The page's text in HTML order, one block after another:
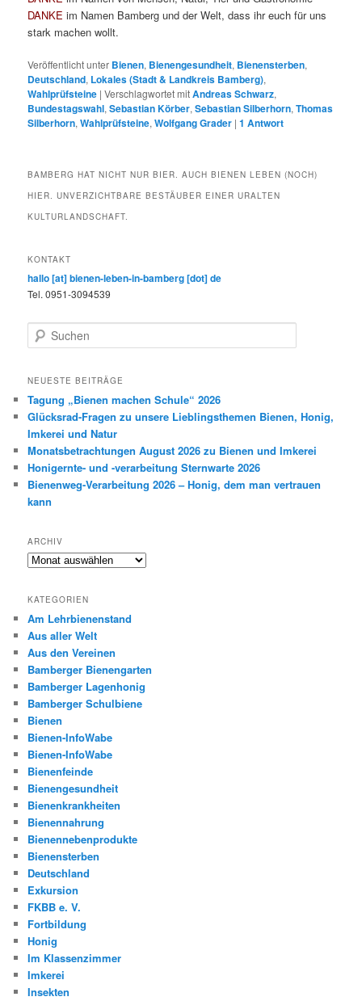
DANKE im Namen Bamberg und der Welt, dass ihr euch für uns
stark machen wollt.
Veröffentlicht unter Bienen, Bienengesundheit, Bienensterben,
Deutschland, Lokales (Stadt & Landkreis Bamberg),
Wahlprüfsteine |Verschlagwortet mitAndreas Schwarz,
Bundestagswahl,Sebastian Körber,Sebastian Silberhorn,Thomas
Silberhorn,Wahlprüfsteine,Wolfgang Grader |1 Antwort
BAMBERG HAT NICHT NUR BIER. AUCH BIENEN LEBEN (NOCH)
HIER. UNVERZICHTBARE BESTÄUBER EINER URALTEN
KULTURLANDSCHAFT.
KONTAKT
hallo [at] bienen-leben-in-bamberg [dot] de
Tel. 0951-3094539
u
h
n
NEUESTE BEITRÄGE
Tagung „Bienen machen Schule“ 2026
Glücksrad-Fragen zu unsere Lieblingsthemen Bienen, Honig,
Imkerei und Natur
Monatsbetrachtungen August 2026 zu Bienen und Imkerei
Honigernte- und -verarbeitung Sternwarte 2026
Bienenweg-Verarbeitung 2026 – Honig, dem man vertrauen
kann
ARCHIV
Archiv
KATEGORIEN
Am Lehrbienenstand
Aus aller Welt
Aus den Vereinen
Bamberger Bienengarten
Bamberger Lagenhonig
Bamberger Schulbiene
Bienen
Bienen-InfoWabe
Bienen-InfoWabe
Bienenfeinde
Bienengesundheit
Bienenkrankheiten
Bienennahrung
Bienennebenprodukte
Bienensterben
Deutschland
Exkursion
FKBB e. V.
Fortbildung
Honig
Im Klassenzimmer
Imkerei
Insekten